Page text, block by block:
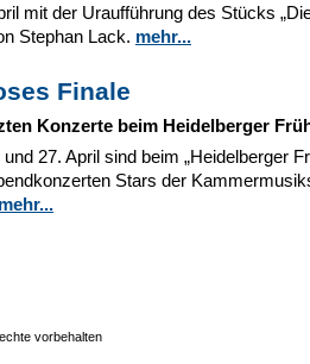
mit der Uraufführung des Stücks
Stephan Lack. mehr...
Finale
Konzerte beim Heidelberger
27. April sind beim „Heidelberger
Stars der
mehr...
vorbehalten